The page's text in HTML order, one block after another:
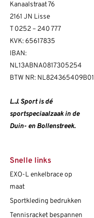
Kanaalstraat 76
2161 JN Lisse
T 0252 – 240 777
KVK: 65617835
IBAN:
NL13ABNA0817305254
BTW NR: NL824365409B01
L.J. Sport is dé
sportspeciaalzaak in de
Duin- en Bollenstreek.
Snelle links
EXO-L enkelbrace op
maat
Sportkleding bedrukken
Tennisracket bespannen